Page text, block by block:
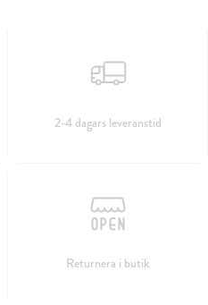
2-4 dagars leveranstid
Returnera i butik